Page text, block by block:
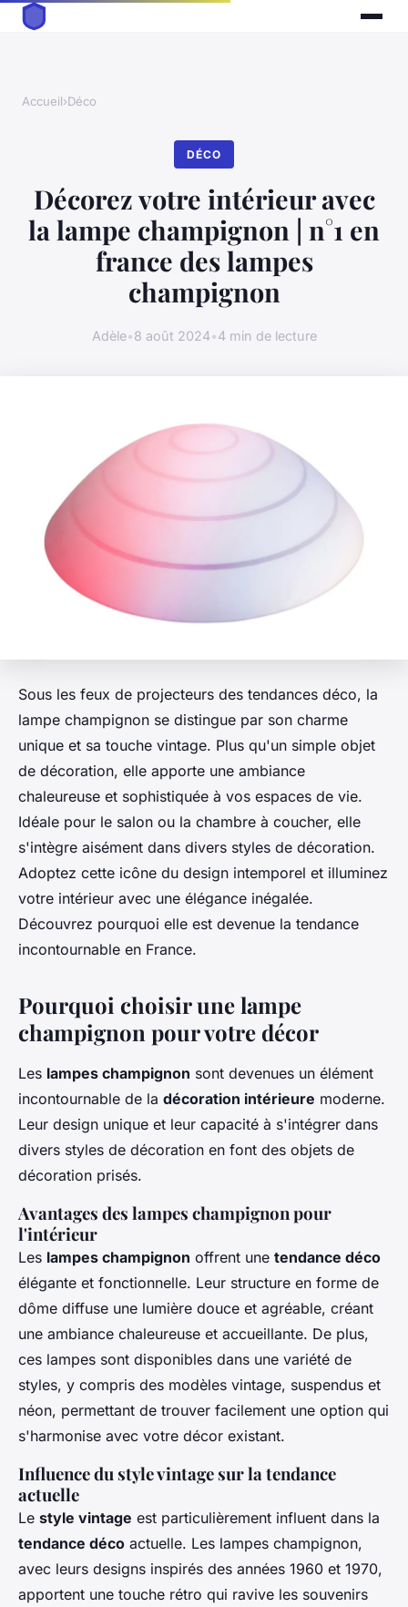
Accueil›Déco
DÉCO
Décorez votre intérieur avec
la lampe champignon | n°1 en
france des lampes
champignon
Adèle•8 août 2024•4 min de lecture
Sous les feux de projecteurs des tendances déco, la
lampe champignon se distingue par son charme
unique et sa touche vintage. Plus qu'un simple objet
de décoration, elle apporte une ambiance
chaleureuse et sophistiquée à vos espaces de vie.
Idéale pour le salon ou la chambre à coucher, elle
s'intègre aisément dans divers styles de décoration.
Adoptez cette icône du design intemporel et illuminez
votre intérieur avec une élégance inégalée.
Découvrez pourquoi elle est devenue la tendance
incontournable en France.
Pourquoi choisir une lampe
champignon pour votre décor
Les lampes champignon sont devenues un élément
incontournable de la décoration intérieure moderne.
Leur design unique et leur capacité à s'intégrer dans
divers styles de décoration en font des objets de
décoration prisés.
Avantages des lampes champignon pour
l'intérieur
Les lampes champignon offrent une tendance déco
élégante et fonctionnelle. Leur structure en forme de
dôme diffuse une lumière douce et agréable, créant
une ambiance chaleureuse et accueillante. De plus,
ces lampes sont disponibles dans une variété de
styles, y compris des modèles vintage, suspendus et
néon, permettant de trouver facilement une option qui
s'harmonise avec votre décor existant.
Influence du style vintage sur la tendance
actuelle
Le style vintage est particulièrement influent dans la
tendance déco actuelle. Les lampes champignon,
avec leurs designs inspirés des années 1960 et 1970,
apportent une touche rétro qui ravive les souvenirs